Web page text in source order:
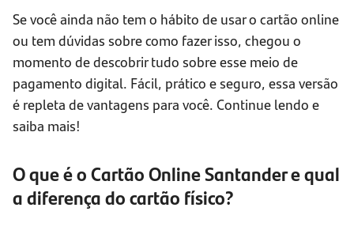
Se você ainda não tem o hábito de usar o cartão online
ou tem dúvidas sobre como fazer isso, chegou o
momento de descobrir tudo sobre esse meio de
pagamento digital. Fácil, prático e seguro, essa versão
é repleta de vantagens para você. Continue lendo e
saiba mais!
O que é o Cartão Online Santander e qual
a diferença do cartão físico?